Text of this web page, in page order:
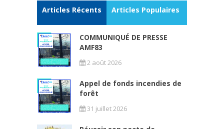
Articles Récents Articles Populaires
COMMUNIQUÉ DE PRESSE
AMF83
2 août 2026
Appel de fonds incendies de
forêt
31 juillet 2026